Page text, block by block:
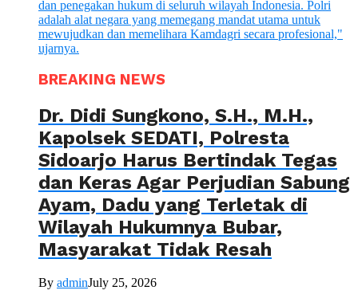
BREAKING NEWS
Dr. Didi Sungkono, S.H., M.H.,
Kapolsek SEDATI, Polresta
Sidoarjo Harus Bertindak Tegas
dan Keras Agar Perjudian Sabung
Ayam, Dadu yang Terletak di
Wilayah Hukumnya Bubar,
Masyarakat Tidak Resah
By adminJuly 25, 2026